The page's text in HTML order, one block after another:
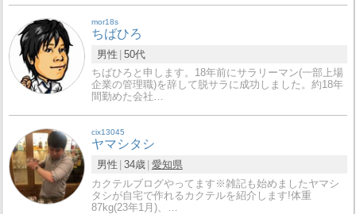
mor18s
ちばひろ
男性 50代
ちばひろと申します。18年前にサラリーマン(一部上場
企業の管理職)を辞して脱サラに成功しました。約18年
間勤めた会社…
cix13045
ヤマシタシ
男性 34歳 愛知県
カクテルブログやってます※雑記も始めましたヤマシ
タシが自宅で作れるカクテルを紹介します!体重
87kg(23年1月)、…